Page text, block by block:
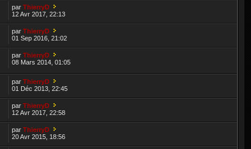
parThierryD
12 Avr 2017, 22:13
parThierryD
01 Sep 2016, 21:02
parThierryD
08 Mars 2014, 01:05
parThierryD
01 Déc 2013, 22:45
parThierryD
12 Avr 2017, 22:58
parThierryD
20 Avr 2015, 18:56